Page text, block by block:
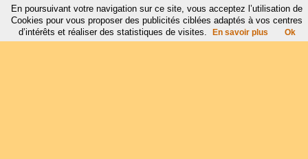
En poursuivant votre navigation sur ce site, vous acceptez l’utilisation de
Cookies pour vous proposer des publicités ciblées adaptés à vos centres
d’intérêts et réaliser des statistiques de visites.
En savoir plus Ok